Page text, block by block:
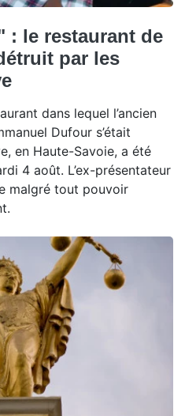
: le restaurant de
par les
dans lequel l’ancien
Dufour s’était
en Haute-Savoie, a été
4 août. L’ex-présentateur
malgré tout pouvoir